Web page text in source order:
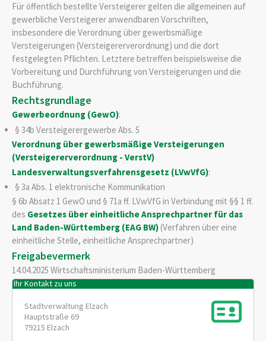
Für öffentlich bestellte Versteigerer gelten die allgemeinen auf
gewerbliche Versteigerer anwendbaren Vorschriften,
insbesondere die Verordnung über gewerbsmäßige
Versteigerungen (Versteigererverordnung) und die dort
festgelegten Pflichten. Letztere betreffen beispielsweise die
Vorbereitung und Durchführung von Versteigerungen und die
Buchführung.
Rechtsgrundlage
Gewerbeordnung (GewO):
§ 34b Versteigerergewerbe Abs. 5
Verordnung über gewerbsmäßige Versteigerungen
(Versteigererverordnung - VerstV)
Landesverwaltungsverfahrensgesetz (LVwVfG):
§ 3a Abs. 1 elektronische Kommunikation
§ 6b Absatz 1 GewO und § 71a ff. LVwVfG in Verbindung mit §§ 1 ff.
des Gesetzes über einheitliche Ansprechpartner für das
Land Baden-Württemberg (EAG BW)(Verfahren über eine
einheitliche Stelle, einheitliche Ansprechpartner)
Freigabevermerk
14.04.2025 Wirtschaftsministerium Baden-Württemberg
Ihr Kontakt zu uns
Stadtverwaltung Elzach
Hauptstraße 69
79215 Elzach